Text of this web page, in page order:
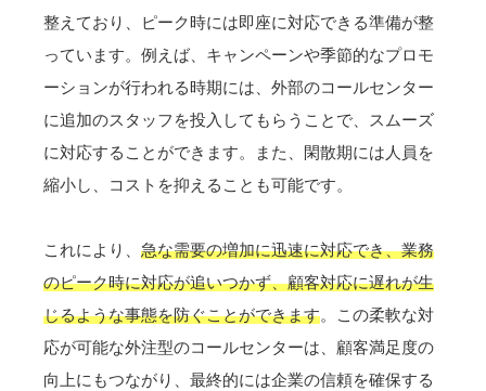
整えており、ピーク時には即座に対応できる準備が整
っています。例えば、キャンペーンや季節的なプロモ
ーションが行われる時期には、外部のコールセンター
に追加のスタッフを投入してもらうことで、スムーズ
に対応することができます。また、閑散期には人員を
縮小し、コストを抑えることも可能です。
これにより、 急な需要の増加に迅速に対応でき、業務
のピーク時に対応が追いつかず、顧客対応に遅れが生
じるような事態を防ぐことができます。この柔軟な対
応が可能な外注型のコールセンターは、顧客満足度の
向上にもつながり、最終的には企業の信頼を確保する